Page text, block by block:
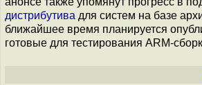
дистрибутива для систем на базе
ближайшее время планируется
готовые для тестирования ARM-